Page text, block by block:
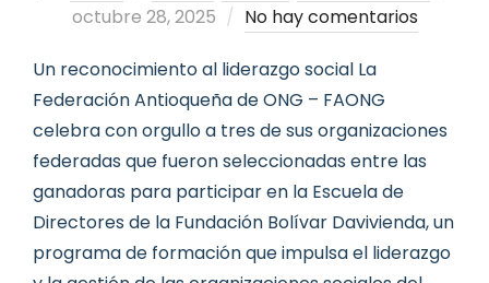
octubre 28, 2025 No hay comentarios
Un reconocimiento al liderazgo social La
Federación Antioqueña de ONG – FAONG
celebra con orgullo a tres de sus organizaciones
federadas que fueron seleccionadas entre las
ganadoras para participar en la Escuela de
Directores de la Fundación Bolívar Davivienda, un
programa de formación que impulsa el liderazgo